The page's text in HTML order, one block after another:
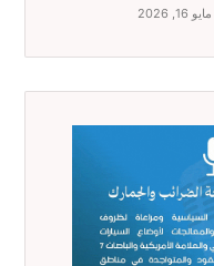
مايو 16, 2026